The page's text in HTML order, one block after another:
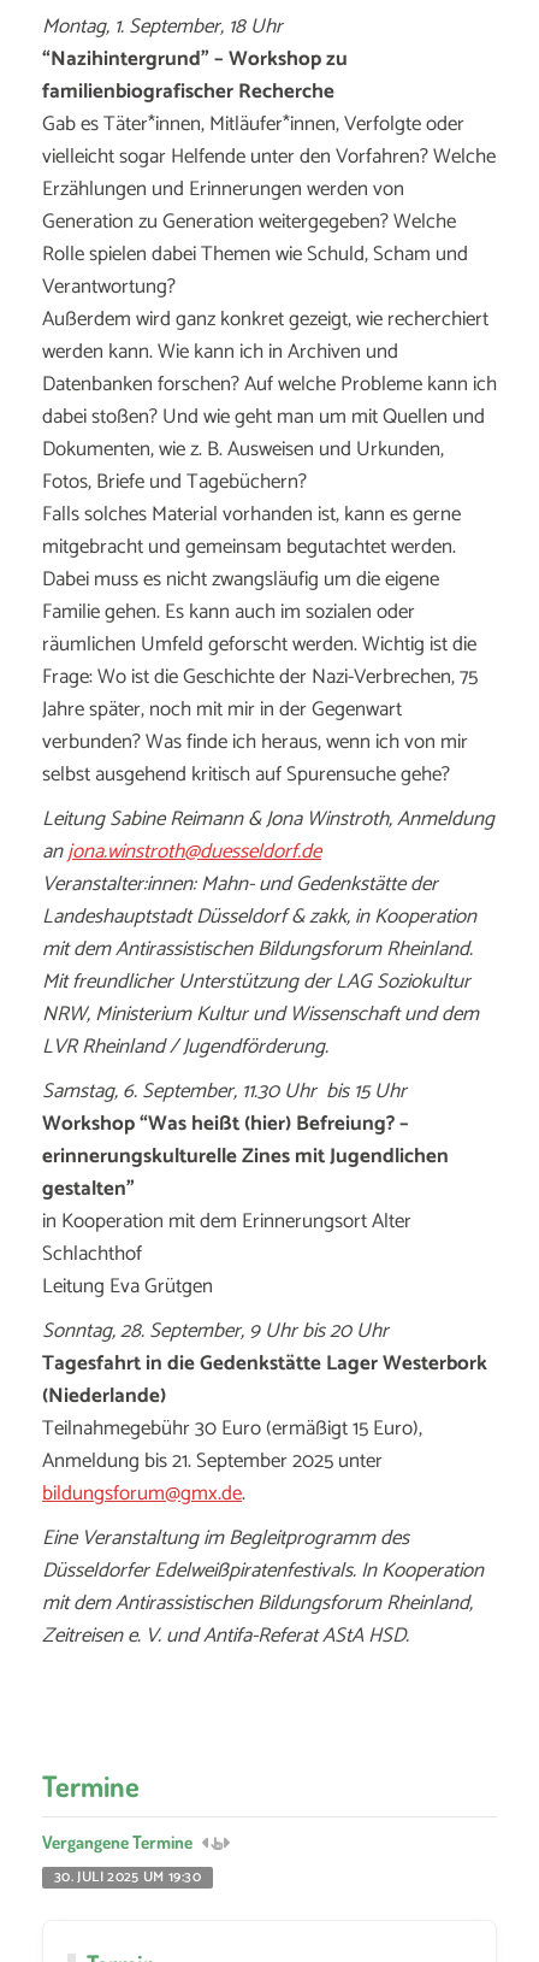
Montag, 1. September, 18 Uhr
“Nazihintergrund” – Workshop zu
familienbiografischer Recherche
Gab es Täter*innen, Mitläufer*innen, Verfolgte oder
vielleicht sogar Helfende unter den Vorfahren? Welche
Erzählungen und Erinnerungen werden von
Generation zu Generation weitergegeben? Welche
Rolle spielen dabei Themen wie Schuld, Scham und
Verantwortung?
Außerdem wird ganz konkret gezeigt, wie recherchiert
werden kann. Wie kann ich in Archiven und
Datenbanken forschen? Auf welche Probleme kann ich
dabei stoßen? Und wie geht man um mit Quellen und
Dokumenten, wie z. B. Ausweisen und Urkunden,
Fotos, Briefe und Tagebüchern?
Falls solches Material vorhanden ist, kann es gerne
mitgebracht und gemeinsam begutachtet werden.
Dabei muss es nicht zwangsläufig um die eigene
Familie gehen. Es kann auch im sozialen oder
räumlichen Umfeld geforscht werden. Wichtig ist die
Frage: Wo ist die Geschichte der Nazi-Verbrechen, 75
Jahre später, noch mit mir in der Gegenwart
verbunden? Was finde ich heraus, wenn ich von mir
selbst ausgehend kritisch auf Spurensuche gehe?
Leitung Sabine Reimann & Jona Winstroth, Anmeldung
anjona.winstroth@duesseldorf.de
Veranstalter:innen: Mahn- und Gedenkstätte der
Landeshauptstadt Düsseldorf & zakk, in Kooperation
mit dem Antirassistischen Bildungsforum Rheinland.
Mit freundlicher Unterstützung der LAG Soziokultur
NRW, Ministerium Kultur und Wissenschaft und dem
LVR Rheinland / Jugendförderung.
Samstag, 6. September, 11.30 Uhr bis 15 Uhr
Workshop “Was heißt (hier) Befreiung? –
erinnerungskulturelle Zines mit Jugendlichen
gestalten”
in Kooperation mit dem Erinnerungsort Alter
Schlachthof
Leitung Eva Grütgen
Sonntag, 28. September, 9 Uhr bis 20 Uhr
Tagesfahrt in die Gedenkstätte Lager Westerbork
(Niederlande)
Teilnahmegebühr 30 Euro (ermäßigt 15 Euro),
Anmeldung bis 21. September 2025 unter
bildungsforum@gmx.de.
Eine Veranstaltung im Begleitprogramm des
Düsseldorfer Edelweißpiratenfestivals. In Kooperation
mit dem Antirassistischen Bildungsforum Rheinland,
Zeitreisen e. V. und Antifa-Referat AStA HSD.
Termine
Vergangene Termine
30. JULI 2025 UM 19:30